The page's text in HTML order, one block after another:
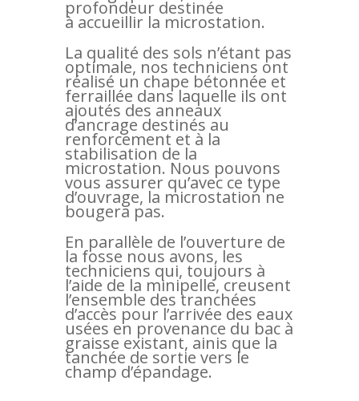
profondeur destinée
à accueillir la microstation.
La qualité des sols n’étant pas
optimale, nos techniciens ont
réalisé un chape bétonnée et
ferraillée dans laquelle ils ont
ajoutés des anneaux
d’ancrage destinés au
renforcement et à la
stabilisation de la
microstation. Nous pouvons
vous assurer qu’avec ce type
d’ouvrage, la microstation ne
bougera pas.
En parallèle de l’ouverture de
la fosse nous avons, les
techniciens qui, toujours à
l’aide de la minipelle, creusent
l’ensemble des tranchées
d’accès pour l’arrivée des eaux
usées en provenance du bac à
graisse existant, ainis que la
tanchée de sortie vers le
champ d’épandage.